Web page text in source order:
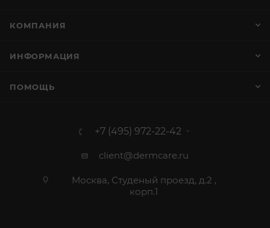
КОМПАНИЯ
ИНФОРМАЦИЯ
ПОМОЩЬ
+7 (495) 972-22-42
client@dermcare.ru
Москва, Студеный проезд, д.2 ,
корп.1